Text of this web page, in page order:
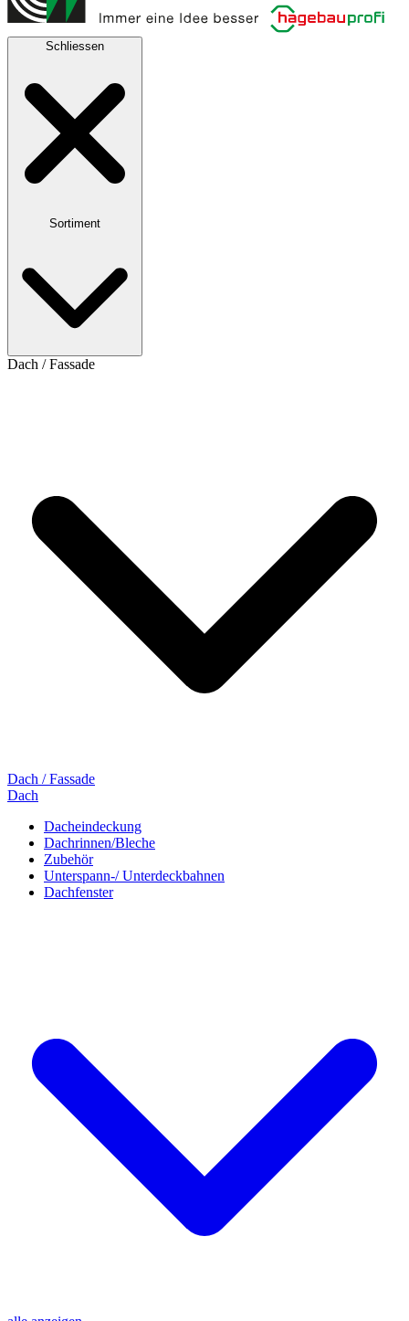
Schliessen
Sortiment
Dach / Fassade
Dach / Fassade
Dach
Dacheindeckung
Dachrinnen/Bleche
Zubehör
Unterspann-/ Unterdeckbahnen
Dachfenster